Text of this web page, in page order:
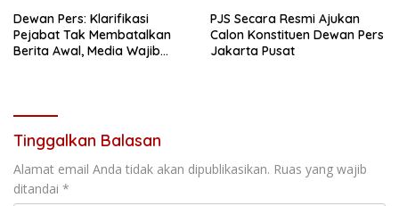
Dewan Pers: Klarifikasi
Pejabat Tak Membatalkan
Berita Awal, Media Wajib
PJS Secara Resmi Ajukan
Calon Konstituen Dewan Pers
Jakarta Pusat
Tinggalkan Balasan
Alamat email Anda tidak akan dipublikasikan. Ruas yang wajib
ditandai *